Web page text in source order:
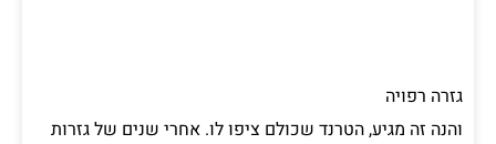
גזרה רפויה
והנה זה מגיע, הטרנד שכולם ציפו לו. אחרי שנים של גזרות